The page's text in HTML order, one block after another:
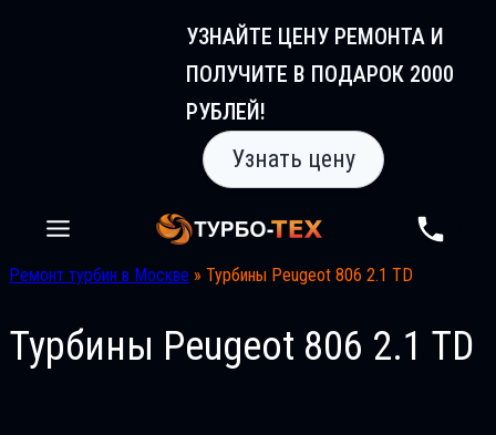
УЗНАЙТЕ ЦЕНУ РЕМОНТА И
ПОЛУЧИТЕ В ПОДАРОК 2000
РУБЛЕЙ!
Узнать цену
Ремонт турбин в Москве » Турбины Peugeot 806 2.1 TD
Турбины Peugeot 806 2.1 TD